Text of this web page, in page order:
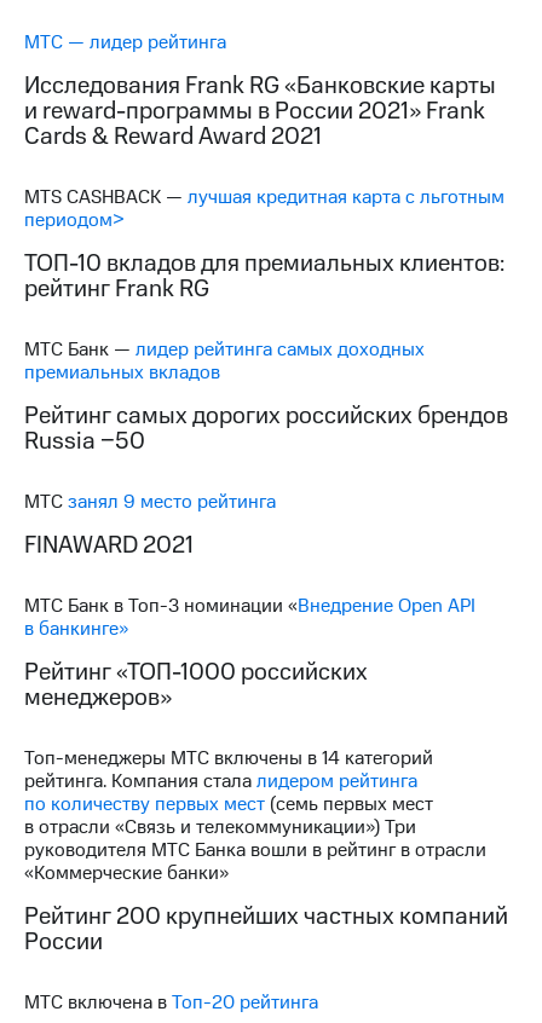
МТС — лидер рейтинга
Исследования Frank RG «Банковские карты
и reward-программы в России 2021» Frank
Cards & Reward Award 2021
MTS CASHBACK — лучшая кредитная карта с льготным
периодом>
ТОП-10 вкладов для премиальных клиентов:
рейтинг Frank RG
МТС Банк — лидер рейтинга самых доходных
премиальных вкладов
Рейтинг самых дорогих российских брендов
Russia −50
МТСзанял 9 место рейтинга
FINAWARD 2021
МТС Банк в Топ-3 номинации «Внедрение Open API
в банкинге»
Рейтинг «ТОП-1000 российских
менеджеров»
Топ-менеджеры МТС включены в 14 категорий
рейтинга. Компания сталалидером рейтинга
по количеству первых мест (семь первых мест
в отрасли «Связь и телекоммуникации») Три
руководителя МТС Банка вошли в рейтинг в отрасли
«Коммерческие банки»
Рейтинг 200 крупнейших частных компаний
России
МТС включена вТоп-20 рейтинга